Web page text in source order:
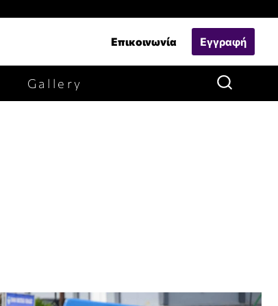
Επικοινωνία Εγγραφή
Gallery